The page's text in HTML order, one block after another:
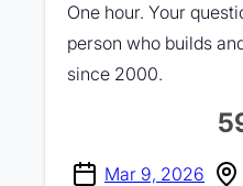
One hour. Your
person who builds
since 2000.
Mar 9, 2026